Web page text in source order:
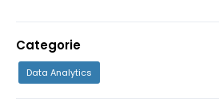
Categorie
Data Analytics